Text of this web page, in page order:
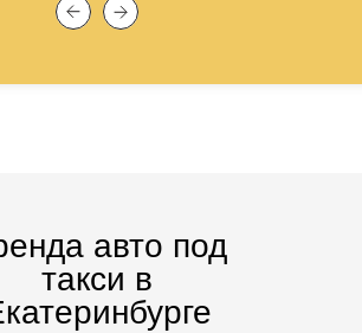
авто под
такси в